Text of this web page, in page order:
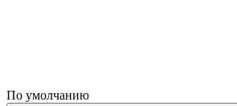
По умолчанию